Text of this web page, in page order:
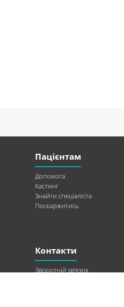
Пацієнтам
Допомога
Кастинг
Знайти спеціаліста
Поскаржитись
Контакти
Зворотній зв’язок